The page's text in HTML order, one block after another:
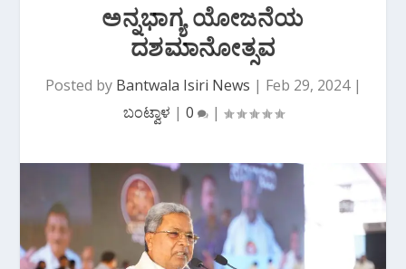
ಅನ್ನಭಾಗ್ಯ ಯೋಜನೆಯ
ದಶಮಾನೋತ್ಸವ
Posted by Bantwala Isiri News | Feb 29, 2024|
ಬಂಟ್ವಾಳ | 0 |